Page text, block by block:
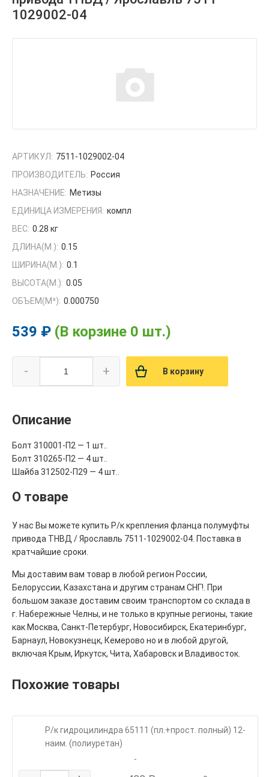
1029002-04
АРТИКУЛ: 7511-1029002-04
ПРОИЗВОДИТЕЛЬ: Россия
НАЗНАЧЕНИЕ: Метизы
ЕДИНИЦА ИЗМЕРЕНИЯ: компл
ВЕС: 0.28 кг
ДЛИНА(М.): 0.15
ШИРИНА(М.): 0.1
ВЫСОТА(М.): 0.05
ОБЪЕМ(M³): 0.000750
539 ₽ (В корзине 0 шт.)
- + В корзину
Описание
Болт 310001-П2 — 1 шт..
Болт 310265-П2 — 4 шт..
Шайба 312502-П29 — 4 шт..
О товаре
У нас Вы можете купить Р/к крепления фланца полумуфты
привода ТНВД / Ярославль 7511-1029002-04. Поставка в
кратчайшие сроки.
Мы доставим вам товар в любой регион России,
Белоруссии, Казахстана и другим странам СНГ!. При
большом заказе доставим своим транспортом со склада в
г. Набережные Челны, и не только в крупные регионы, такие
как Москва, Санкт-Петербург, Новосибирск, Екатеринбург,
Барнаул, Новокузнецк, Кемерово но и в любой другой,
включая Крым, Иркутск, Чита, Хабаровск и Владивосток.
Похожие товары
Р/к гидроцилиндра 65111 (пл.+прост. полный) 12-
наим. (полиуретан)
-